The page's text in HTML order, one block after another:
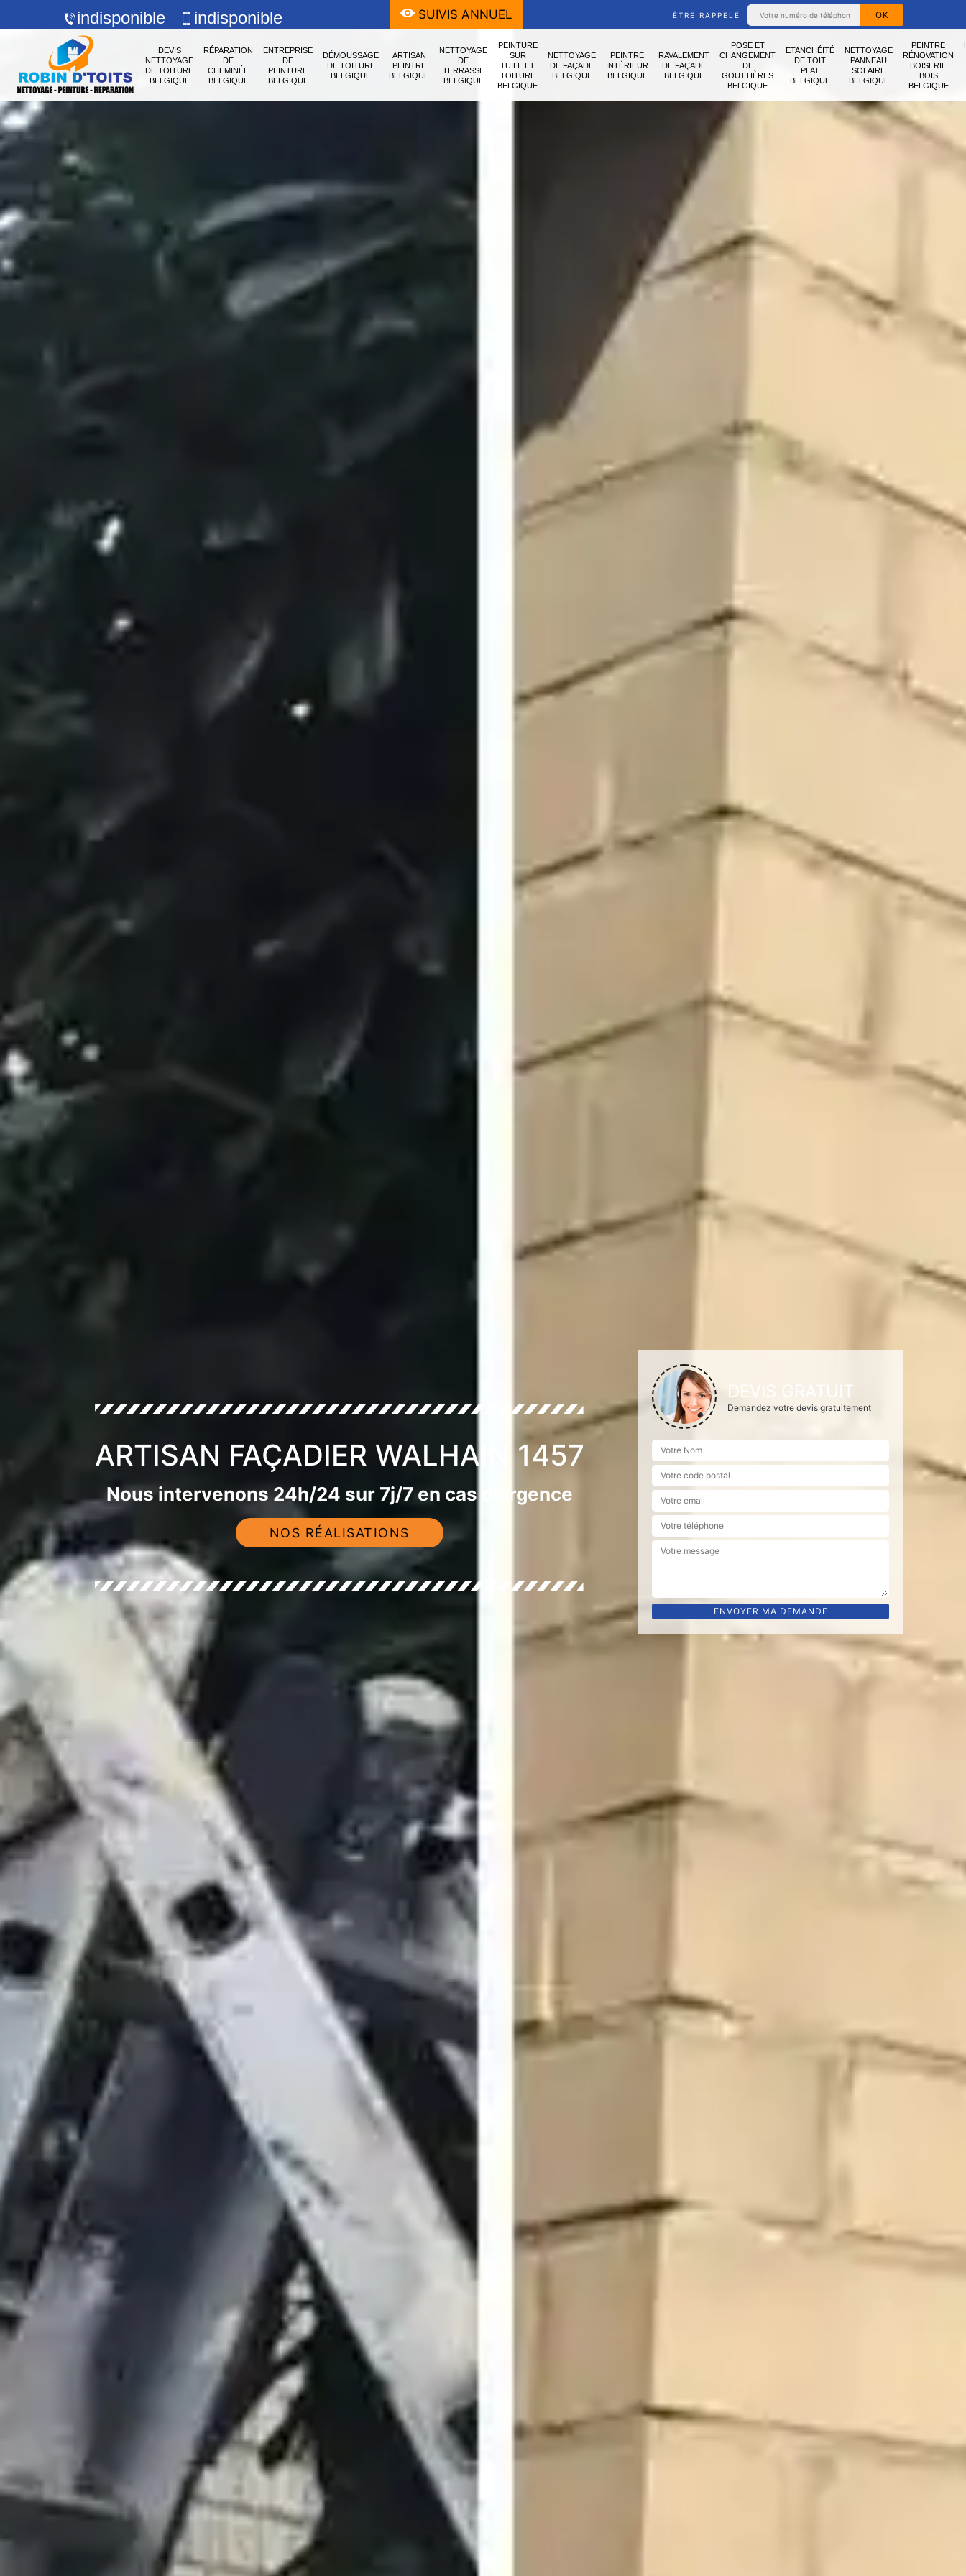
indisponible indisponible SUIVIS ANNUEL ÊTRE RAPPELÉ
DEVIS
NETTOYAGE
DE TOITURE
BELGIQUE
RÉPARATION
DE
CHEMINÉE
BELGIQUE
ENTREPRISE
DE
PEINTURE
BELGIQUE
DÉMOUSSAGE
DE TOITURE
BELGIQUE
ARTISAN
PEINTRE
BELGIQUE
NETTOYAGE
DE
TERRASSE
BELGIQUE
PEINTURE
SUR
TUILE ET
TOITURE
BELGIQUE
NETTOYAGE
DE FAÇADE
BELGIQUE
PEINTRE
INTÉRIEUR
BELGIQUE
RAVALEMENT
DE FAÇADE
BELGIQUE
POSE ET
CHANGEMENT
DE
GOUTTIÈRES
BELGIQUE
ETANCHÉITÉ
DE TOIT
PLAT
BELGIQUE
NETTOYAGE
PANNEAU
SOLAIRE
BELGIQUE
PEINTRE
RÉNOVATION
BOISERIE
BOIS
BELGIQUE
ARTISAN FAÇADIER WALHAIN 1457
Nous intervenons 24h/24 sur 7j/7 en cas d'urgence
NOS RÉALISATIONS
DEVIS GRATUIT
Demandez votre devis gratuitement